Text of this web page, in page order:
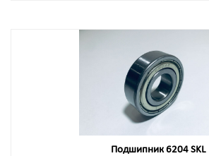
Подшипник 6204 SKL